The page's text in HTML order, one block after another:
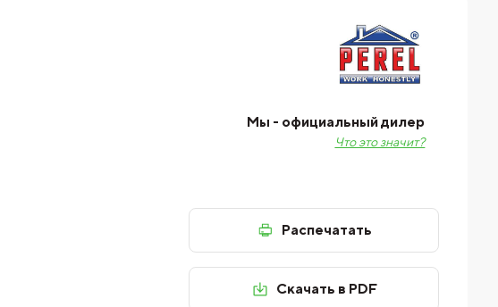
Мы - официальный дилер
Что это значит?
Распечатать
Скачать в PDF